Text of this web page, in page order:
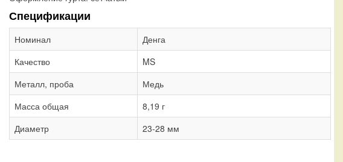
Спецификации
Номинал
Денга
Качество
MS
Металл, проба
Медь
Масса общая
8,19 г
Диаметр
23-28 мм